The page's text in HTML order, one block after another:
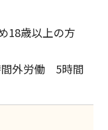
18歳以上の方
間外労働 5時間